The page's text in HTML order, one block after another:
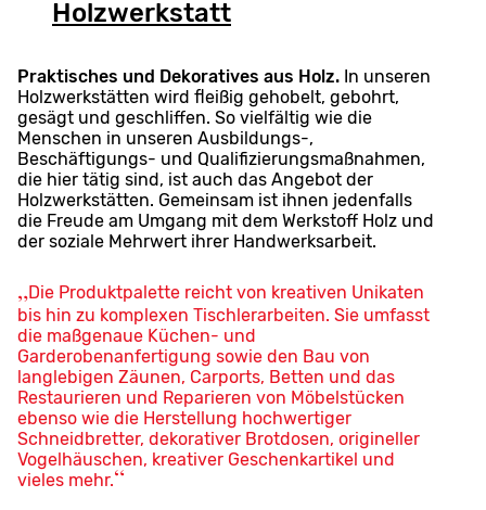
Holzwerkstatt
Praktisches und Dekoratives aus Holz. In unseren
Holzwerkstätten wird fleißig gehobelt, gebohrt,
gesägt und geschliffen. So vielfältig wie die
Menschen in unseren Ausbildungs-,
Beschäftigungs- und Qualifizierungsmaßnahmen,
die hier tätig sind, ist auch das Angebot der
Holzwerkstätten. Gemeinsam ist ihnen jedenfalls
die Freude am Umgang mit dem Werkstoff Holz und
der soziale Mehrwert ihrer Handwerksarbeit.
Die Produktpalette reicht von kreativen Unikaten
bis hin zu komplexen Tischlerarbeiten. Sie umfasst
die maßgenaue Küchen- und
Garderobenanfertigung sowie den Bau von
langlebigen Zäunen, Carports, Betten und das
Restaurieren und Reparieren von Möbelstücken
ebenso wie die Herstellung hochwertiger
Schneidbretter, dekorativer Brotdosen, origineller
Vogelhäuschen, kreativer Geschenkartikel und
vieles mehr.